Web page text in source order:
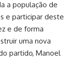
a população de
e participar deste
e de forma
uma nova
partido, Manoel